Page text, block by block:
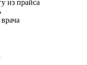
из прайса